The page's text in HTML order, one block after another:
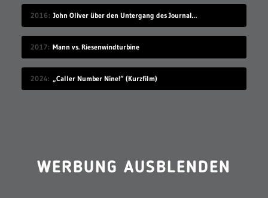
2016 John Oliver über den Untergang des Journalismus
2017 Mann vs. Riesenwindturbine
2024 „Caller Number Nine!“ (Kurzfilm)
WERBUNG AUSBLENDEN